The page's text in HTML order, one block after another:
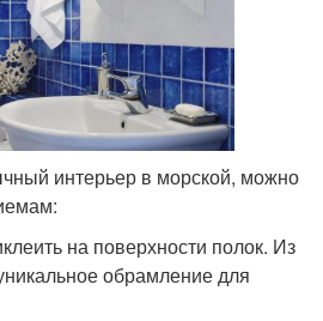
интерьер в морской, можно
на поверхности полок. Из
обрамление для